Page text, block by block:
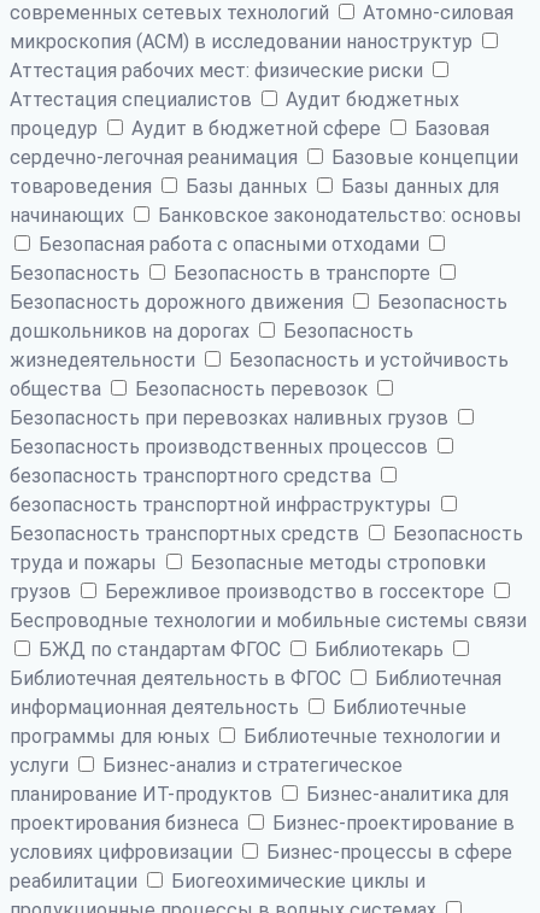
современных сетевых технологий
Атомно-силовая
микроскопия (АСМ) в исследовании наноструктур
Аттестация рабочих мест: физические риски
Аттестация специалистов
Аудит бюджетных
процедур
Аудит в бюджетной сфере
Базовая
сердечно-легочная реанимация
Базовые концепции
товароведения
Базы данных
Базы данных для
начинающих
Банковское законодательство: основы
Безопасная работа с опасными отходами
Безопасность
Безопасность в транспорте
Безопасность дорожного движения
Безопасность
дошкольников на дорогах
Безопасность
жизнедеятельности
Безопасность и устойчивость
общества
Безопасность перевозок
Безопасность при перевозках наливных грузов
Безопасность производственных процессов
безопасность транспортного средства
безопасность транспортной инфраструктуры
Безопасность транспортных средств
Безопасность
труда и пожары
Безопасные методы строповки
грузов
Бережливое производство в госсекторе
Беспроводные технологии и мобильные системы связи
БЖД по стандартам ФГОС
Библиотекарь
Библиотечная деятельность в ФГОС
Библиотечная
информационная деятельность
Библиотечные
программы для юных
Библиотечные технологии и
услуги
Бизнес-анализ и стратегическое
планирование ИТ-продуктов
Бизнес-аналитика для
проектирования бизнеса
Бизнес-проектирование в
условиях цифровизации
Бизнес-процессы в сфере
реабилитации
Биогеохимические циклы и